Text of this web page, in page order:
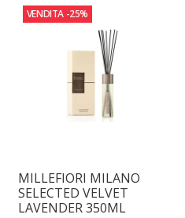
VENDITA -25%
MILLEFIORI MILANO
SELECTED VELVET
LAVENDER 350ML